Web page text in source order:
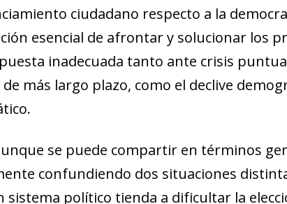
ciudadano respecto a la
esencial de afrontar y solucionar los
inadecuada tanto ante crisis
más largo plazo, como el declive
se puede compartir en términos
confundiendo dos situaciones
sistema político tienda a dificultar la